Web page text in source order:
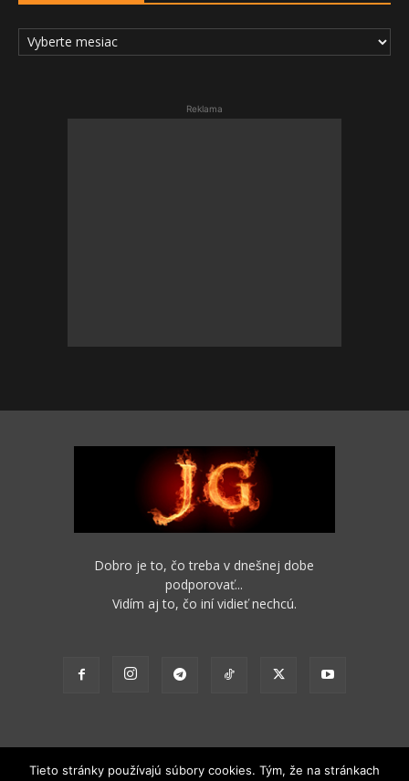
ARCHÍV
ČLÁNKOV
Reklama
Dobro je to, čo treba v dnešnej dobe
podporovať...
Vidím aj to, čo iní vidieť nechcú.
Tieto stránky používajú súbory cookies. Tým, že na stránkach